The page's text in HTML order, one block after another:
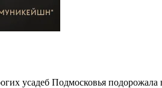
усадеб Подмосковья подорожала